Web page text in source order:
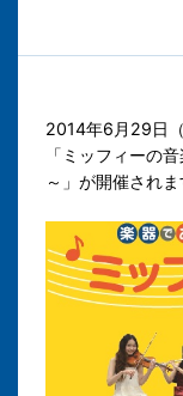
2014年6月29日
「ミッフィーの
～」が開催されま